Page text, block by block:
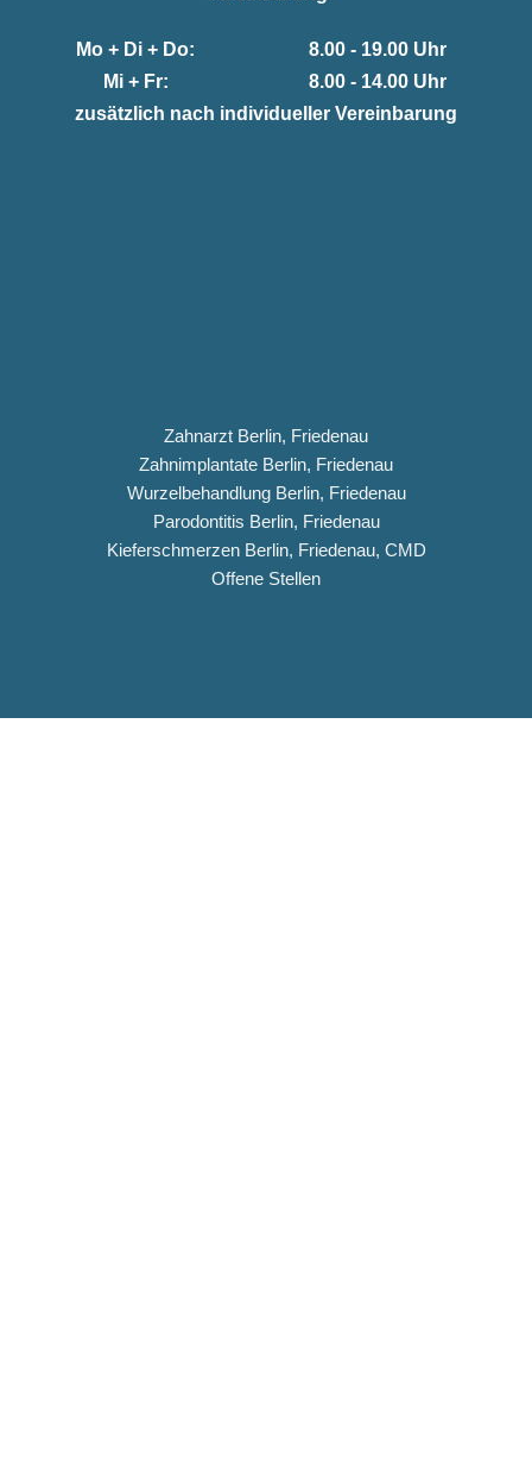
Mo + Di + Do:
8.00 - 19.00 Uhr
Mi + Fr:
8.00 - 14.00 Uhr
zusätzlich nach individueller Vereinbarung
Zahnarzt Berlin, Friedenau
Zahnimplantate Berlin, Friedenau
Wurzelbehandlung Berlin, Friedenau
Parodontitis Berlin, Friedenau
Kieferschmerzen Berlin, Friedenau, CMD
Offene Stellen